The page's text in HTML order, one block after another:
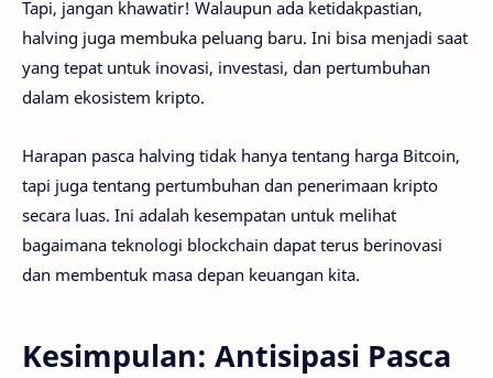
Tapi, jangan khawatir! Walaupun ada ketidakpastian,
halving juga membuka peluang baru. Ini bisa menjadi saat
yang tepat untuk inovasi, investasi, dan pertumbuhan
dalam ekosistem kripto.
Harapan pasca halving tidak hanya tentang harga Bitcoin,
tapi juga tentang pertumbuhan dan penerimaan kripto
secara luas. Ini adalah kesempatan untuk melihat
bagaimana teknologi blockchain dapat terus berinovasi
dan membentuk masa depan keuangan kita.
Kesimpulan: Antisipasi Pasca